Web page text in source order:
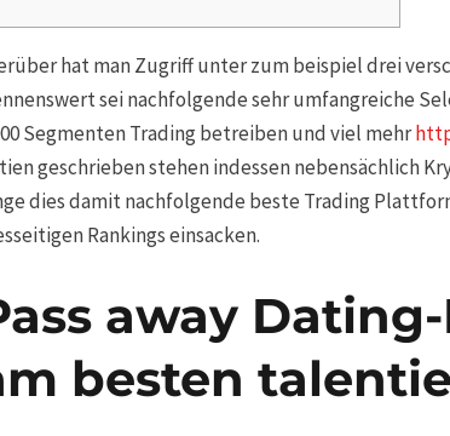
hat man Zugriff unter zum beispiel drei
sei nachfolgende sehr umfangreiche
Segmenten Trading betreiben und viel mehr
geschrieben stehen indessen nebensächlich
dies damit nachfolgende beste Trading
Rankings einsacken.
away
besten